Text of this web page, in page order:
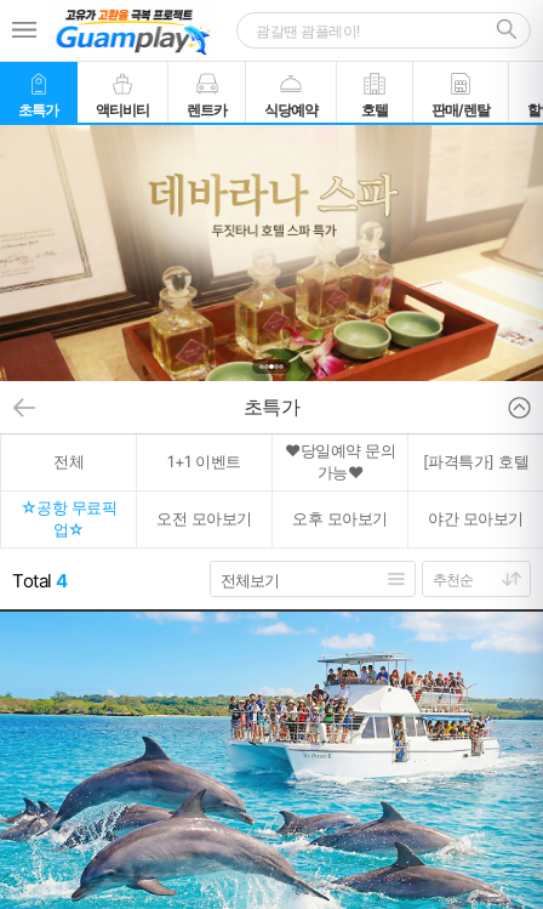
초특가 액티비티 렌트카 식당예약 호텔 판매/렌탈
초특가
전체 1+1 이벤트
♥당일예약 문의
가능♥
[파격특가] 호텔
☆공항 무료픽
업☆
오전 모아보기 오후 모아보기 야간 모아보기
Total 4